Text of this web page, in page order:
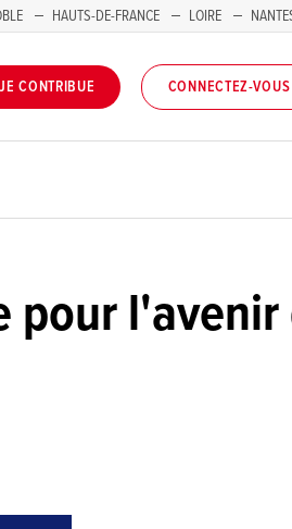
HAUTS-DE-FRANCE LOIRE
JE CONTRIBUE CONNECTEZ-VOUS
pour l'avenir